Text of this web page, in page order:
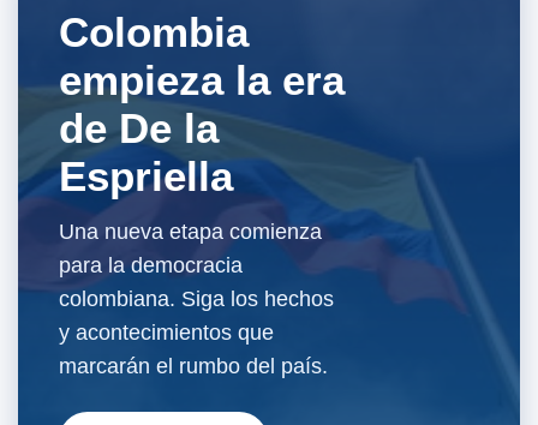
Colombia
empieza la era
de De la
Espriella
Una nueva etapa comienza
para la democracia
colombiana. Siga los hechos
y acontecimientos que
marcarán el rumbo del país.